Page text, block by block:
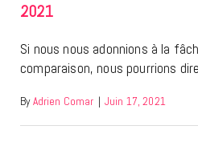
2021
Si nous nous adonnions à la
comparaison, nous pourrions
By Adrien Comar | Juin 17, 2021